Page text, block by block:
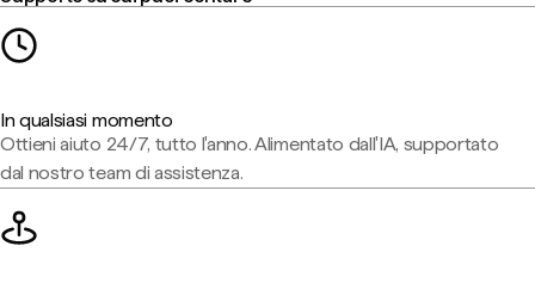
In qualsiasi momento
Ottieni aiuto 24/7, tutto l'anno. Alimentato dall'IA, supportato
dal nostro team di assistenza.